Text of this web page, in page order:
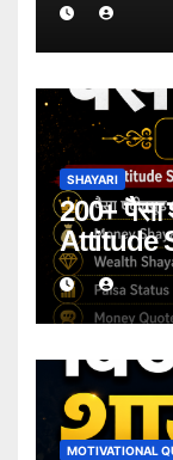
SHAYARI
200+ पैसा
Attitude
2026
MOTIVATIONAL